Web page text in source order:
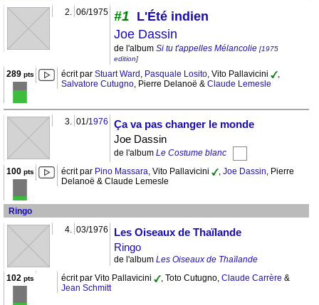
2. 06/1975 #1 L'Été indien
Joe Dassin
de l'album Si tu t'appelles Mélancolie [1975
edition]
289pts écrit par Stuart Ward , Pasquale Losito, Vito Pallavicini
,
Salvatore Cutugno, Pierre Delanoë & Claude Lemesle
3. 01/1976
Ça va pas changer le monde
Joe Dassin
de l'album Le Costume blanc
100pts écrit par Pino Massara, Vito Pallavicini , Joe Dassin, Pierre
Delanoë & Claude Lemesle
Ringo
4. 03/1976
Les Oiseaux de Thaïlande
Ringo
de l'album Les Oiseaux de Thaïlande
102 pts écrit par Vito Pallavicini , Toto Cutugno, Claude Carrère &
Jean Schmitt